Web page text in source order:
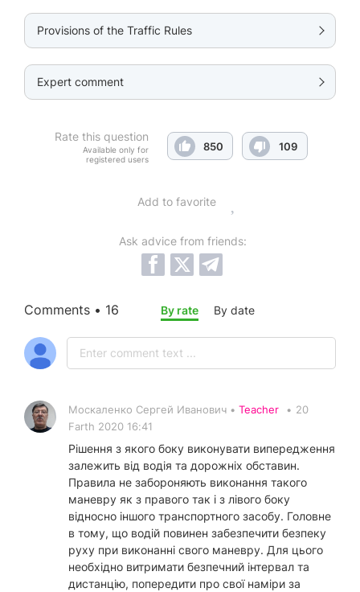
Provisions of the Traffic Rules
Expert comment
Rate this question
Available only for
registered users
850 109
Add to favorite
Ask advice from friends:
Comments • 16 By rate By date
Москаленко Сергей Иванович • Teacher • 20
Farth 2020 16:41
Рішення з якого боку виконувати випередження
залежить від водія та дорожніх обставин.
Правила не забороняють виконання такого
маневру як з правого так і з лівого боку
відносно іншого транспортного засобу. Головне
в тому, що водій повинен забезпечити безпеку
руху при виконанні свого маневру. Для цього
необхідно витримати безпечний інтервал та
дистанцію, попередити про свої наміри за